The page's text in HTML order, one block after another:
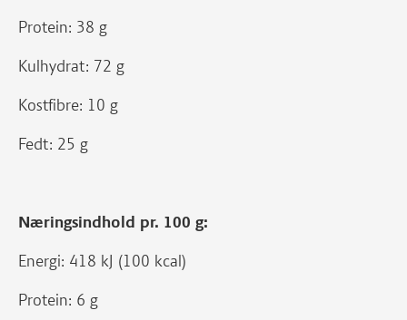
Protein: 38 g
Kulhydrat: 72 g
Kostfibre: 10 g
Fedt: 25 g
Næringsindhold pr. 100 g:
Energi: 418 kJ (100 kcal)
Protein: 6 g